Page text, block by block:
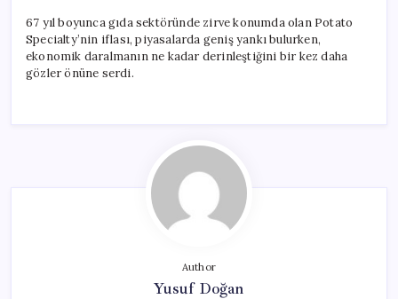
67 yıl boyunca gıda sektöründe zirve konumda olan Potato
Specialty’nin iflası, piyasalarda geniş yankı bulurken,
ekonomik daralmanın ne kadar derinleştiğini bir kez daha
gözler önüne serdi.
Author
Yusuf Doğan